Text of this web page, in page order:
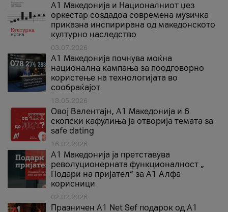
А1 Македонија и Националниот џез
оркестар создадоа современа музичка
приказна инспирирана од македонското
културно наследство
03.07.2026
A1 Македонија почнува моќна
национална кампања за поодговорно
користење на технологијата во
сообраќајот
18.05.2026
Овој Валентајн, A1 Македонија и 6
скопски кафулиња ја отворија темата за
safe dating
16.02.2026
А1 Македонија ја претставува
револуционерната функционалност „
Подари на пријател“ за А1 Алфа
корисници
02.02.2026
Празничен A1 Net Sеf подарок од А1